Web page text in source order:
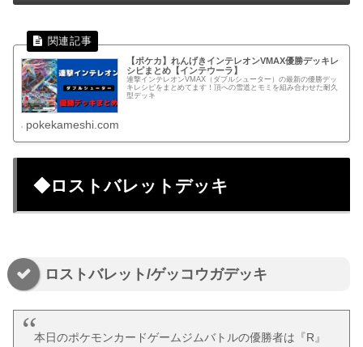
【ポケカ】れんげきインテレオンVMAX優勝デッキレ
シピまとめ【インテウーラ】
連撃インテレオンVMAX（ダブルシューター）の最新の優勝デッ
キレシピをまとめてます！頂への雪道とモミを組み合わせた耐久
型デッキ
pokekameshi.com
◆ロストバレットデッキ
ロストバレット/ゲッコウガデッキ
本日のポケモンカードゲームジムバトルの優勝者は『R』